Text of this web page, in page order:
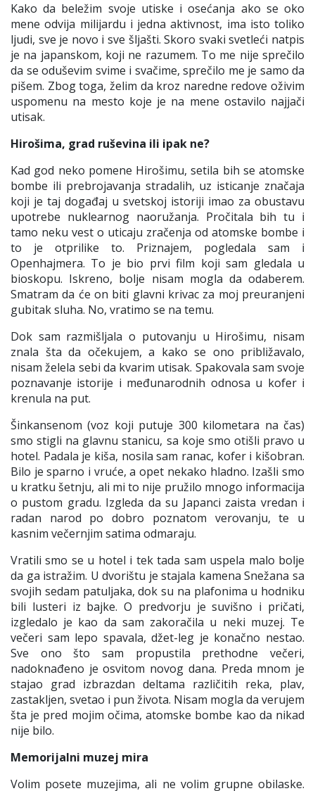
Kako da beležim svoje utiske i osećanja ako se oko
mene odvija milijardu i jedna aktivnost, ima isto toliko
ljudi, sve je novo i sve šljašti. Skoro svaki svetleći natpis
je na japanskom, koji ne razumem. To me nije sprečilo
da se oduševim svime i svačime, sprečilo me je samo da
pišem. Zbog toga, želim da kroz naredne redove oživim
uspomenu na mesto koje je na mene ostavilo najjači
utisak.
Hirošima, grad ruševina ili ipak ne?
Kad god neko pomene Hirošimu, setila bih se atomske
bombe ili prebrojavanja stradalih, uz isticanje značaja
koji je taj događaj u svetskoj istoriji imao za obustavu
upotrebe nuklearnog naoružanja. Pročitala bih tu i
tamo neku vest o uticaju zračenja od atomske bombe i
to je otprilike to. Priznajem, pogledala sam i
Openhajmera. To je bio prvi film koji sam gledala u
bioskopu. Iskreno, bolje nisam mogla da odaberem.
Smatram da će on biti glavni krivac za moj preuranjeni
gubitak sluha. No, vratimo se na temu.
Dok sam razmišljala o putovanju u Hirošimu, nisam
znala šta da očekujem, a kako se ono približavalo,
nisam želela sebi da kvarim utisak. Spakovala sam svoje
poznavanje istorije i međunarodnih odnosa u kofer i
krenula na put.
Šinkansenom (voz koji putuje 300 kilometara na čas)
smo stigli na glavnu stanicu, sa koje smo otišli pravo u
hotel. Padala je kiša, nosila sam ranac, kofer i kišobran.
Bilo je sparno i vruće, a opet nekako hladno. Izašli smo
u kratku šetnju, ali mi to nije pružilo mnogo informacija
o pustom gradu. Izgleda da su Japanci zaista vredan i
radan narod po dobro poznatom verovanju, te u
kasnim večernjim satima odmaraju.
Vratili smo se u hotel i tek tada sam uspela malo bolje
da ga istražim. U dvorištu je stajala kamena Snežana sa
svojih sedam patuljaka, dok su na plafonima u hodniku
bili lusteri iz bajke. O predvorju je suvišno i pričati,
izgledalo je kao da sam zakoračila u neki muzej. Te
večeri sam lepo spavala, džet-leg je konačno nestao.
Sve ono što sam propustila prethodne večeri,
nadoknađeno je osvitom novog dana. Preda mnom je
stajao grad izbrazdan deltama različitih reka, plav,
zastakljen, svetao i pun života. Nisam mogla da verujem
šta je pred mojim očima, atomske bombe kao da nikad
nije bilo.
Memorijalni muzej mira
Volim posete muzejima, ali ne volim grupne obilaske.